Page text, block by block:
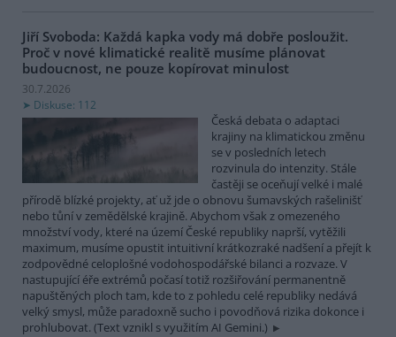
Jiří Svoboda: Každá kapka vody má dobře posloužit.
Proč v nové klimatické realitě musíme plánovat
budoucnost, ne pouze kopírovat minulost
30.7.2026
Diskuse: 112
Česká debata o adaptaci
krajiny na klimatickou změnu
se v posledních letech
rozvinula do intenzity. Stále
častěji se oceňují velké i malé
přírodě blízké projekty, ať už jde o obnovu šumavských rašelinišť
nebo tůní v zemědělské krajině. Abychom však z omezeného
množství vody, které na území České republiky naprší, vytěžili
maximum, musíme opustit intuitivní krátkozraké nadšení a přejít k
zodpovědné celoplošné vodohospodářské bilanci a rozvaze. V
nastupující éře extrémů počasí totiž rozšiřování permanentně
napuštěných ploch tam, kde to z pohledu celé republiky nedává
velký smysl, může paradoxně sucho i povodňová rizika dokonce i
prohlubovat. (Text vznikl s využitím AI Gemini.)